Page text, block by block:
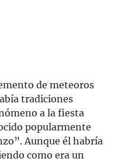
de meteoros
tradiciones
a la fiesta
popularmente
Aunque él habría
como era un